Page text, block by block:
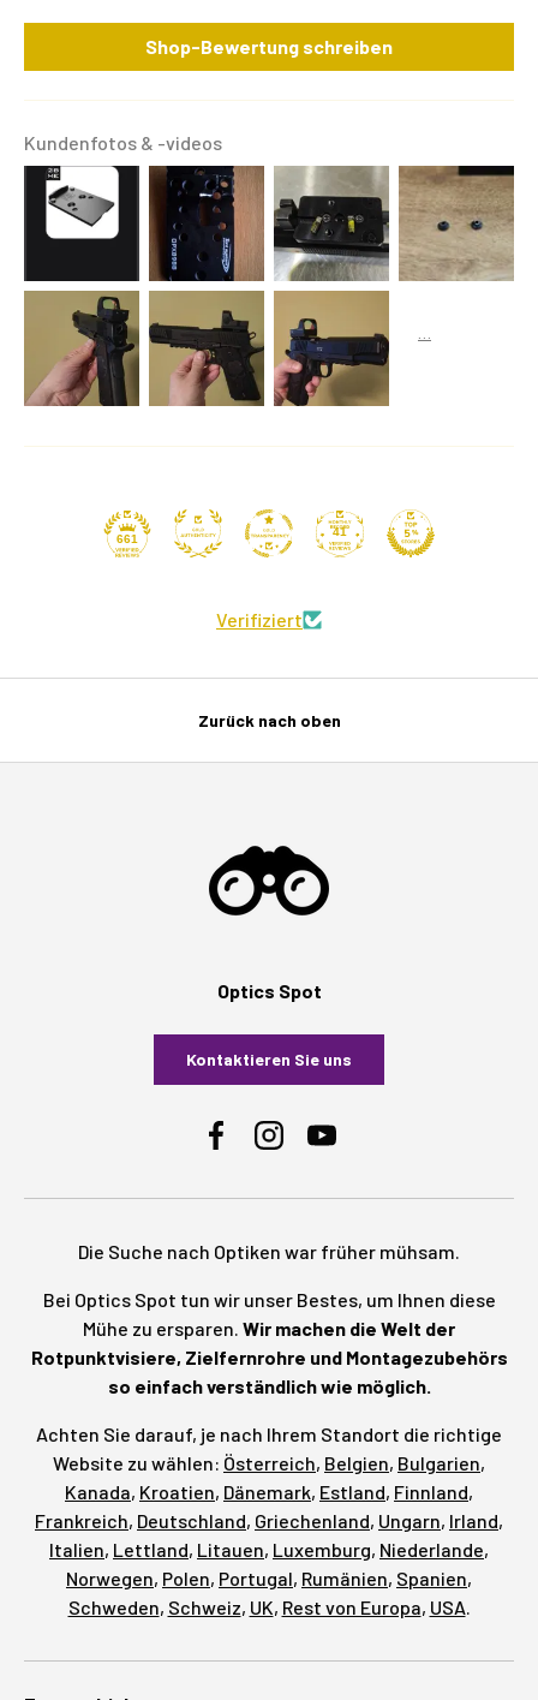
Shop-Bewertung schreiben
Kundenfotos & -videos
661
41
Verifiziert
Zurück nach oben
Optics Spot
Kontaktieren Sie uns
FacebookInstagramYouTube
Die Suche nach Optiken war früher mühsam.
Bei Optics Spot tun wir unser Bestes, um Ihnen diese
Mühe zu ersparen. Wir machen die Welt der
Rotpunktvisiere, Zielfernrohre und Montagezubehörs
so einfach verständlich wie möglich.
Achten Sie darauf, je nach Ihrem Standort die richtige
Website zu wählen: Österreich, Belgien, Bulgarien,
Kanada, Kroatien, Dänemark, Estland, Finnland,
Frankreich, Deutschland, Griechenland, Ungarn, Irland,
Italien, Lettland, Litauen, Luxemburg, Niederlande,
Norwegen, Polen, Portugal, Rumänien, Spanien,
Schweden, Schweiz, UK, Rest von Europa, USA.